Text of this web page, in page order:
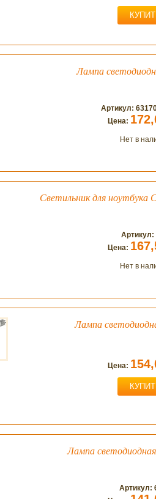
Лампа
Артикул:
Цена:
Нет в
Светильник для
Артикул:
Цена:
Нет в
Лампа
Цена:
Лампа
Артикул: